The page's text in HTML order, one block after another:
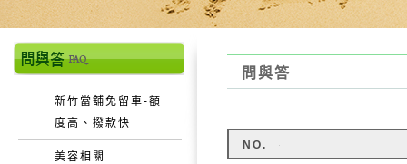
新竹當舖免留車-額
度高、撥款快
美容相關
問與答
NO.